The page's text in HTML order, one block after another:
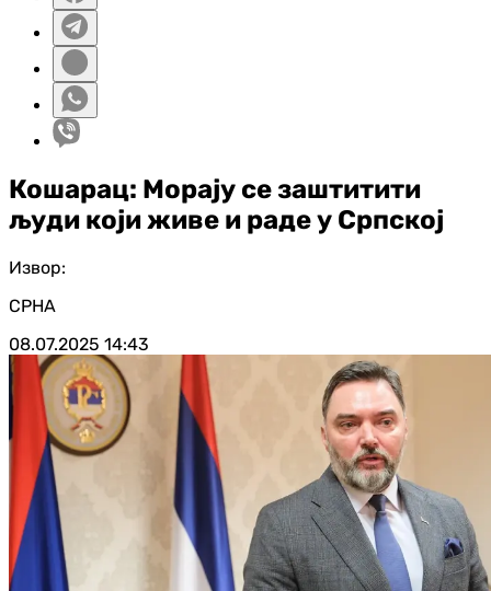
Кошарац: Морају се заштитити
људи који живе и раде у Српској
Извор:
СРНА
08.07.2025 14:43